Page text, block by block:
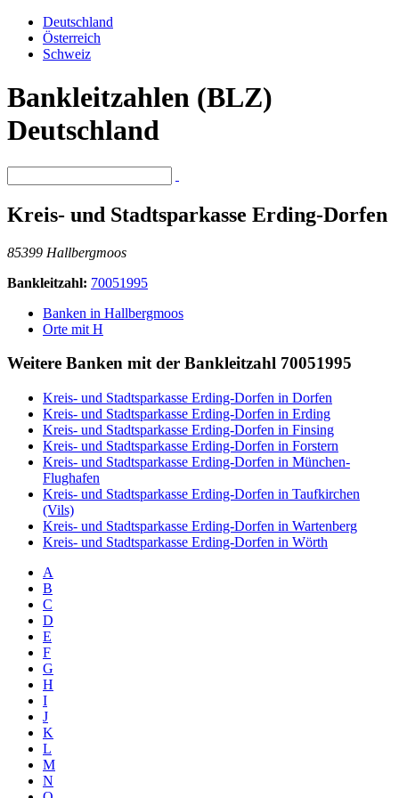
Deutschland
Österreich
Schweiz
Bankleitzahlen (BLZ)
Deutschland
Kreis- und Stadtsparkasse Erding-Dorfen
85399 Hallbergmoos
Bankleitzahl: 70051995
Banken in Hallbergmoos
Orte mit H
Weitere Banken mit der Bankleitzahl 70051995
Kreis- und Stadtsparkasse Erding-Dorfen in Dorfen
Kreis- und Stadtsparkasse Erding-Dorfen in Erding
Kreis- und Stadtsparkasse Erding-Dorfen in Finsing
Kreis- und Stadtsparkasse Erding-Dorfen in Forstern
Kreis- und Stadtsparkasse Erding-Dorfen in München-
Flughafen
Kreis- und Stadtsparkasse Erding-Dorfen in Taufkirchen
(Vils)
Kreis- und Stadtsparkasse Erding-Dorfen in Wartenberg
Kreis- und Stadtsparkasse Erding-Dorfen in Wörth
A
B
C
D
E
F
G
H
I
J
K
L
M
N